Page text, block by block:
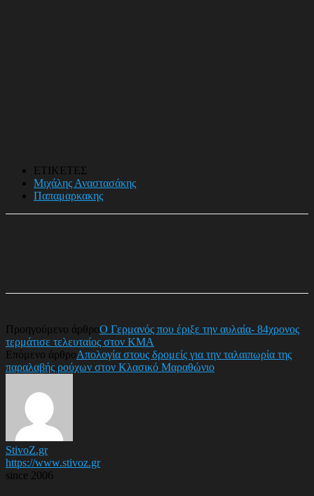
ΕΤΙΚΕΤΕΣ
Μιχάλης Αναστασάκης
Παπαμαρκακης
Προηγούμενο άρθροΟ Γερμανός που έριξε την αυλαία- 84χρονος
τερμάτισε τελευταίος στον ΚΜΑ
Επόμενο άρθροΑπολογία στους δρομείς για την ταλαιπωρία της
παραλαβής ρούχων στον Κλασικό Μαραθώνιο
StivoZ.gr
https://www.stivoz.gr
since 2006